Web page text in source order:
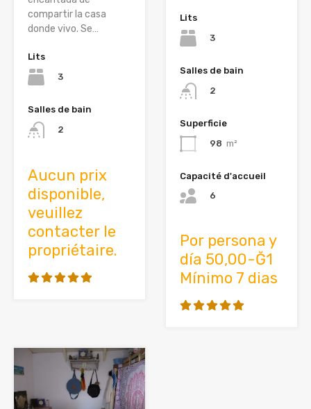
compartir la casa
donde vivo. Se…
Lits
3
Salles de bain
2
Aucun prix
disponible,
veuillez
contacter le
propriétaire.
Lits
3
Salles de bain
2
Superficie
98 m²
Capacité d'accueil
6
Por persona y
día 50,00-Ğ1
Mínimo 7 dias